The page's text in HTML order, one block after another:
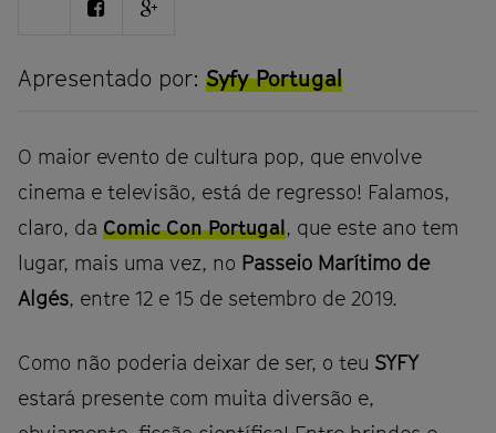
ShareShare Share
plus
Apresentado por: Syfy Portugal
O maior evento de cultura pop, que envolve
cinema e televisão, está de regresso! Falamos,
claro, da Comic Con Portugal, que este ano tem
lugar, mais uma vez, no Passeio Marítimo de
Algés, entre 12 e 15 de setembro de 2019.
Como não poderia deixar de ser, o teu SYFY
estará presente com muita diversão e,